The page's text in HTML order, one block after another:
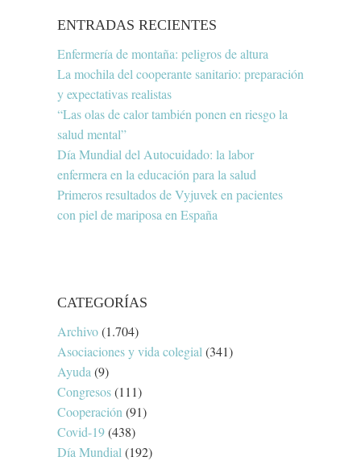
ENTRADAS RECIENTES
Enfermería de montaña: peligros de altura
La mochila del cooperante sanitario: preparación
y expectativas realistas
“Las olas de calor también ponen en riesgo la
salud mental”
Día Mundial del Autocuidado: la labor
enfermera en la educación para la salud
Primeros resultados de Vyjuvek en pacientes
con piel de mariposa en España
CATEGORÍAS
Archivo(1.704)
Asociaciones y vida colegial (341)
Ayuda (9)
Congresos(111)
Cooperación (91)
Covid-19(438)
Día Mundial (192)